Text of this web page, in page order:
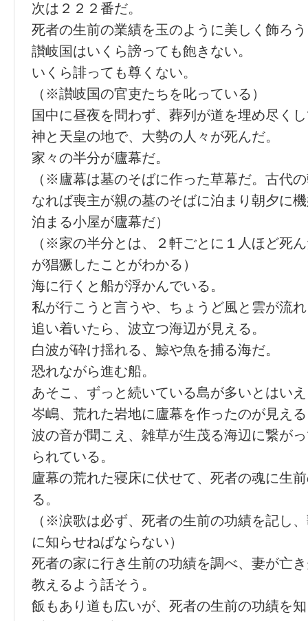
次は２２２番だ。
死者の生前の業績を玉のように美しく飾ろ
讃岐国はいくら謗っても飽きない。
いくら誹っても尊くない。
（※讃岐国の官吏たちを叱っている）
国中に昼夜を問わず、葬列が道を埋め尽く
神と天皇の地で、大勢の人々が死んだ。
家々の半分が廬幕だ。
（※廬幕は墓のそばに作った草幕だ。古代
なれば喪主が親の墓のそばに泊まり朝夕に
泊まる小屋が廬幕だ）
（※家の半分とは、２軒ごとに１人ほど死
が猖獗したことがわかる）
海に行くと船が浮かんでいる。
私が行こうと言うや、ちょうど風と雲が流
追い着いたら、波立つ海辺が見える。
白波が砕け揺れる、鯨や魚を捕る海だ。
恐れながら進む船。
あそこ、ずっと続いている島が多いとはい
岑嶋、荒れた岩地に廬幕を作ったのが見え
波の音が聞こえ、雑草が生茂る海辺に繋が
られている。
廬幕の荒れた寝床に伏せて、死者の魂に生
る。
（※涙歌は必ず、死者の生前の功績を記し
に知らせねばならない）
死者の家に行き生前の功績を調べ、妻が亡
教えるよう話そう。
飯もあり道も広いが、死者の生前の功績を